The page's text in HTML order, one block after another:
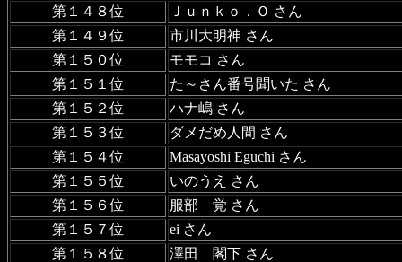
第１４８位
Ｊｕｎｋｏ．Ｏ さん
第１４９位
市川大明神 さん
第１５０位
モモコ さん
第１５１位
た～さん番号聞いた さん
第１５２位
ハナ嶋 さん
第１５３位
ダメだめ人間 さん
第１５４位
Masayoshi Eguchi さん
第１５５位
いのうえ さん
第１５６位
服部 覚 さん
第１５７位
ei さん
第１５８位
澤田 閣下 さん